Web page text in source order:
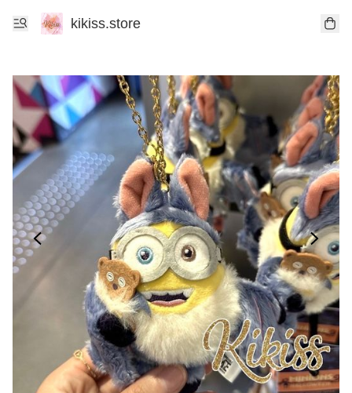
kikiss.store